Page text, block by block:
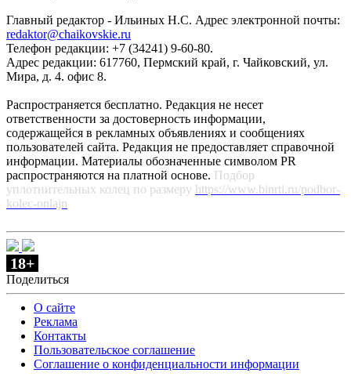
Главный редактор - Ильиных Н.С. Адрес электронной почты:
redaktor@chaikovskie.ru
Телефон редакции: +7 (34241) 9-60-80.
Адрес редакции: 617760, Пермский край, г. Чайковский, ул.
Мира, д. 4. офис 8.
Распространяется бесплатно. Редакция не несет
ответственности за достоверность информации,
содержащейся в рекламных объявлениях и сообщениях
пользователей сайта. Редакция не предоставляет справочной
информации. Материалы обозначенные символом PR
распространяются на платной основе. Подбор
уплотнительных колец по размеру https://www.binrti.ru/podbor-
kolec-onlajn
18+
Поделиться
О сайте
Реклама
Контакты
Пользовательское соглашение
Соглашение о конфиденциальности информации